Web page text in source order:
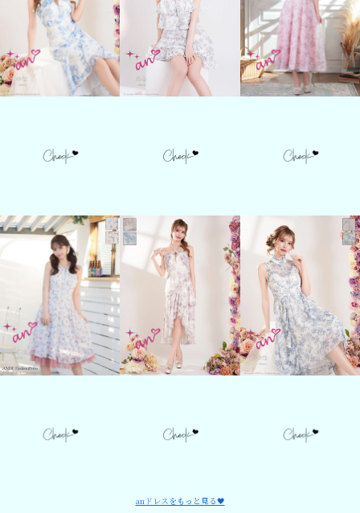
anドレスをもっと見る🖤